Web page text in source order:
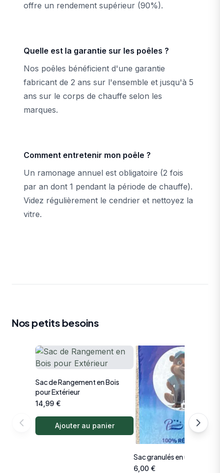
offre un rendement supérieur (90%).
Quelle est la garantie sur les poêles ?
Nos poêles bénéficient d'une garantie
fabricant de 2 ans sur l'ensemble et jusqu'à 5
ans sur le corps de chauffe selon les
marques.
Comment entretenir mon poêle ?
Un ramonage annuel est obligatoire (2 fois
par an dont 1 pendant la période de chauffe).
Videz régulièrement le cendrier et nettoyez la
vitre.
Nos petits besoins
Sac de Rangement en Bois
pour Extérieur
14,99 €
Ajouter au panier
Sac granulés en unité
6,00 €